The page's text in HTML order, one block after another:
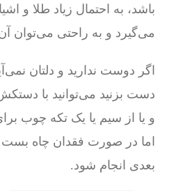
باشد، به احتمال زیاد طلا و
می‌گیرد و به راحتی می‌توان
اگر دوست ندارید و دلتان
دست بزنید می‌توانید با
و یا از سیم یا یک تکه چوب
اما در صورت فقدان چاه بست
بعدی انجام شود.